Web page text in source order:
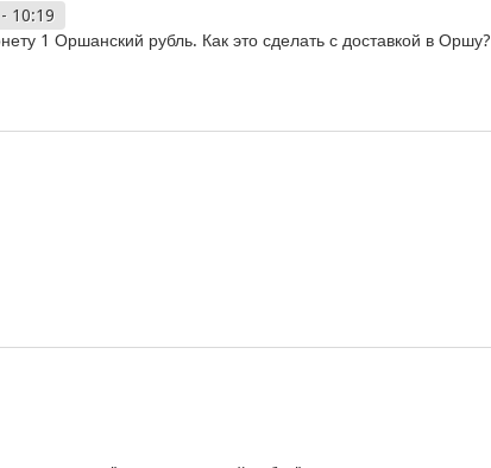
10:19
1 Оршанский рубль. Как это сделать с доставкой в Оршу?